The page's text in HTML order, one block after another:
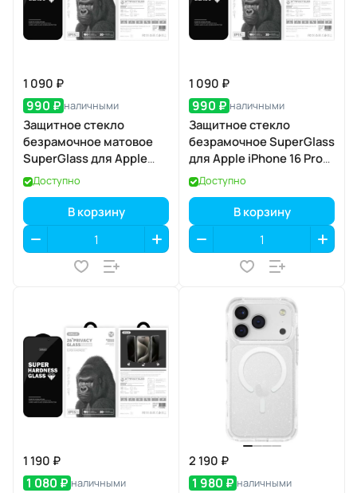
1 090 ₽
990 ₽ наличными
Защитное стекло
безрамочное матовое
SuperGlass для Apple
iPhone 17 / 16 Pro
Доступно
В корзину
1 090 ₽
990 ₽ наличными
Защитное стекло
безрамочное SuperGlass
для Apple iPhone 16 Pro
Max / 17 Pro Max
Доступно
В корзину
1 190 ₽
1 080 ₽ наличными
2 190 ₽
1 980 ₽ наличными